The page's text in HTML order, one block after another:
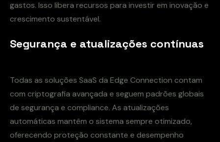
gastos. Isso libera recursos para investir em inovação e
crescimento sustentável.
Segurança e atualizações contínuas
Todas as soluções SaaS da Edge Connection contam
com criptografia avançada e seguem padrões globais
de segurança e compliance. As atualizações
automáticas mantêm o sistema sempre otimizado,
oferecendo proteção constante e desempenho